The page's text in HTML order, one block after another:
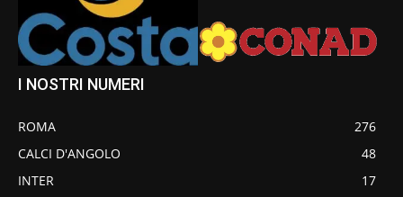
I NOSTRI NUMERI
ROMA
276
CALCI D'ANGOLO
48
INTER
17